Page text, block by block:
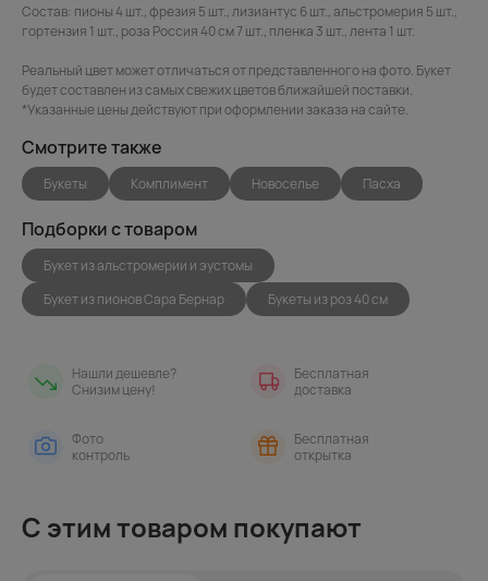
Состав: пионы 4 шт., фрезия 5 шт., лизиантус 6 шт., альстромерия 5 шт.,
гортензия 1 шт., роза Россия 40 см 7 шт., пленка 3 шт., лента 1 шт.
Реальный цвет может отличаться от представленного на фото. Букет
будет составлен из самых свежих цветов ближайшей поставки.
*Указанные цены действуют при оформлении заказа на сайте.
Смотрите также
Букеты Комплимент Новоселье Пасха
Подборки с товаром
Букет из альстромерии и эустомы
Букет из пионов Сара Бернар
Букеты из роз 40 см
Нашли дешевле?
Снизим цену!
Бесплатная
доставка
Фото
контроль
Бесплатная
открытка
С этим товаром покупают